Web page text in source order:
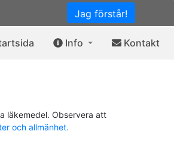
Jag förstår!
Info Kontakt
läkemedel. Observera att
och allmänhet.